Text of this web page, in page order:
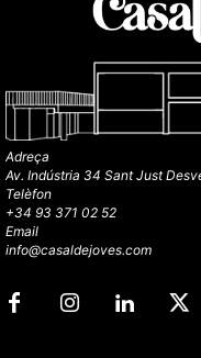
Adreça
Av. Indústria 34 Sant Just
Telèfon
+34 93 371 02 52
Email
info@casaldejoves.com